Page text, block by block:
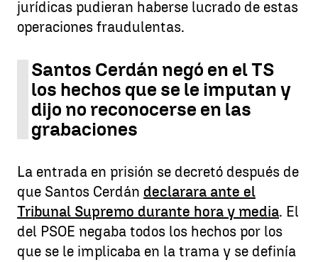
jurídicas pudieran haberse lucrado de estas
operaciones fraudulentas.
Santos Cerdán negó en el TS
los hechos que se le imputan y
dijo no reconocerse en las
grabaciones
La entrada en prisión se decretó después de
que Santos Cerdán declarara ante el
Tribunal Supremo durante hora y media. El
del PSOE negaba todos los hechos por los
que se le implicaba en la trama y se definía